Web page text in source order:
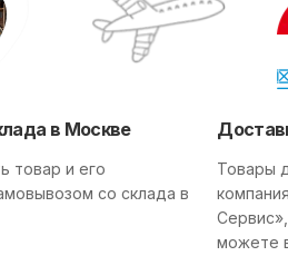
в Москве
товар и его
со склада в
Товары
можете